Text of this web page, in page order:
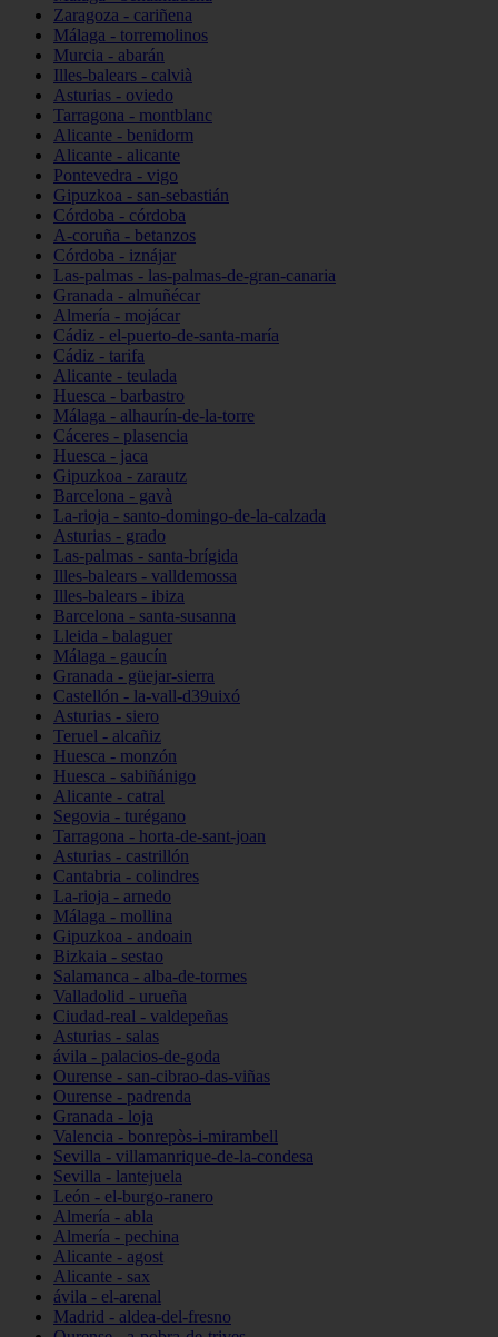
Zaragoza - cariñena
Málaga - torremolinos
Murcia - abarán
Illes-balears - calvià
Asturias - oviedo
Tarragona - montblanc
Alicante - benidorm
Alicante - alicante
Pontevedra - vigo
Gipuzkoa - san-sebastián
Córdoba - córdoba
A-coruña - betanzos
Córdoba - iznájar
Las-palmas - las-palmas-de-gran-canaria
Granada - almuñécar
Almería - mojácar
Cádiz - el-puerto-de-santa-maría
Cádiz - tarifa
Alicante - teulada
Huesca - barbastro
Málaga - alhaurín-de-la-torre
Cáceres - plasencia
Huesca - jaca
Gipuzkoa - zarautz
Barcelona - gavà
La-rioja - santo-domingo-de-la-calzada
Asturias - grado
Las-palmas - santa-brígida
Illes-balears - valldemossa
Illes-balears - ibiza
Barcelona - santa-susanna
Lleida - balaguer
Málaga - gaucín
Granada - güejar-sierra
Castellón - la-vall-d39uixó
Asturias - siero
Teruel - alcañiz
Huesca - monzón
Huesca - sabiñánigo
Alicante - catral
Segovia - turégano
Tarragona - horta-de-sant-joan
Asturias - castrillón
Cantabria - colindres
La-rioja - arnedo
Málaga - mollina
Gipuzkoa - andoain
Bizkaia - sestao
Salamanca - alba-de-tormes
Valladolid - urueña
Ciudad-real - valdepeñas
Asturias - salas
ávila - palacios-de-goda
Ourense - san-cibrao-das-viñas
Ourense - padrenda
Granada - loja
Valencia - bonrepòs-i-mirambell
Sevilla - villamanrique-de-la-condesa
Sevilla - lantejuela
León - el-burgo-ranero
Almería - abla
Almería - pechina
Alicante - agost
Alicante - sax
ávila - el-arenal
Madrid - aldea-del-fresno